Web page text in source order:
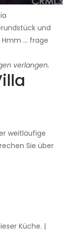
und
... frage
verlangen.
weitläufige
Sie über
Küche. |